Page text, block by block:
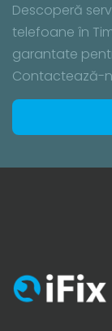
Descoperă
telefoane în
garantate
Contactează-